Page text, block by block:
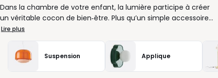
Dans la chambre de votre enfant, la lumière participe à créer
un véritable cocon de bien‑être. Plus qu’un simple accessoire
décoratif, le luminaire devient un allié du quotidien, capable
d’accompagner chaque moment de la journée : lecture, jeux
ou repos. Chez La Redoute, nous vous aidons à trouver le
plafonnier ou la suspension qui s’adapte parfaitement à vos
envies et à l’âge de votre enfant. Parce que chaque espace a
Lire plus
Suspension Applique